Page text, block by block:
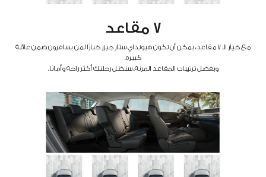
7 مقاعد
مع خيار الـ 7 مقاعد، يمكن أن تكون هيونداي ستار جيزر خيارًا لمن يسافرون ضمن عائلة
كبيرة.
وبفضل ترتيبات المقاعد المرنة، ستظل رحلتك أكثر راحة وأمانًا.